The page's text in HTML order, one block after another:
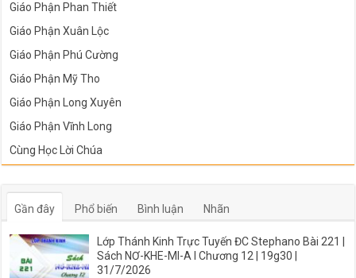
Giáo Phận Phan Thiết
Giáo Phận Xuân Lộc
Giáo Phận Phú Cường
Giáo Phận Mỹ Tho
Giáo Phận Long Xuyên
Giáo Phận Vĩnh Long
Cùng Học Lời Chúa
Gần đây Phổ biến Bình luận Nhãn
Lớp Thánh Kinh Trực Tuyến ĐC Stephano Bài 221 |
Sách NƠ-KHE-MI-A I Chương 12 | 19g30 |
31/7/2026